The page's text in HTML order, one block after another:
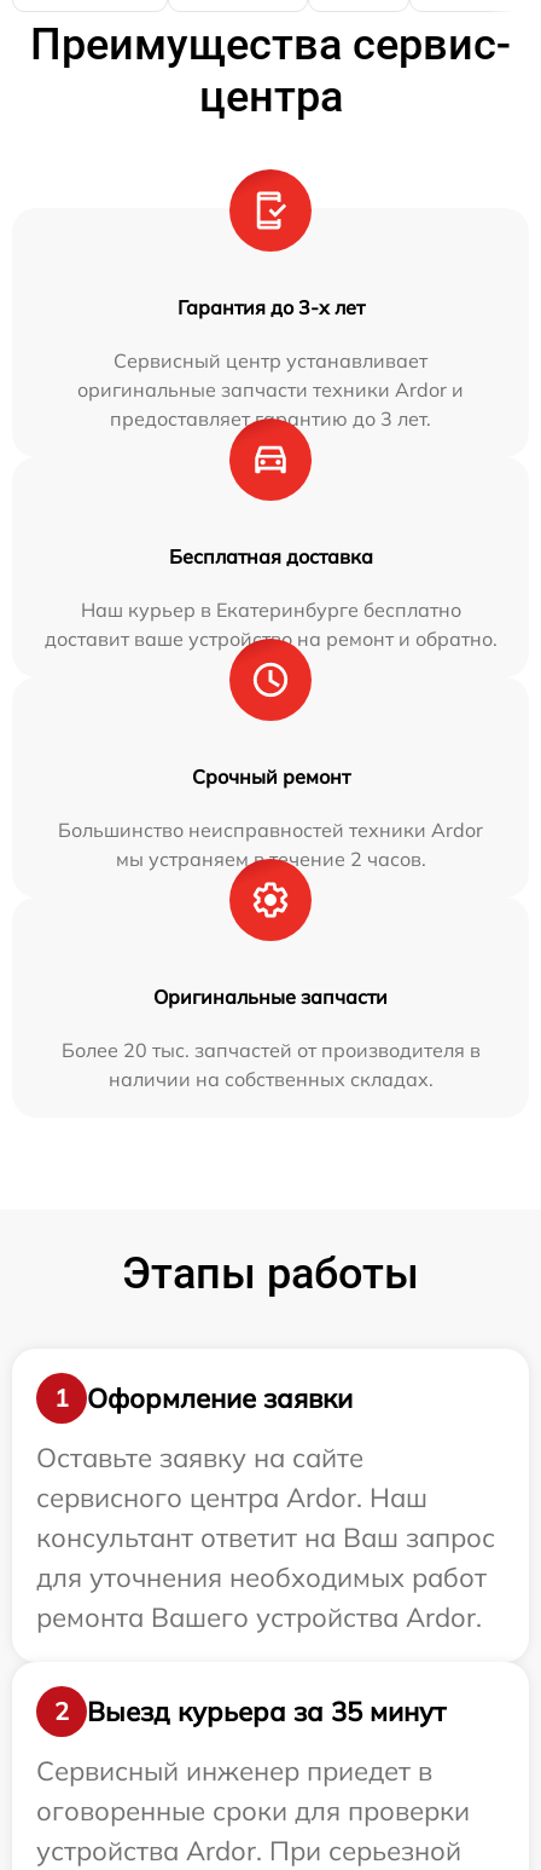
Преимущества сервис-
центра
Гарантия до 3-х лет
Сервисный центр устанавливает
оригинальные запчасти техники Ardor и
предоставляет гарантию до 3 лет.
Бесплатная доставка
Наш курьер в Екатеринбурге бесплатно
доставит ваше устройство на ремонт и обратно.
Срочный ремонт
Большинство неисправностей техники Ardor
мы устраняем в течение 2 часов.
Оригинальные запчасти
Более 20 тыс. запчастей от производителя в
наличии на собственных складах.
Этапы работы
1
Оформление заявки
Оставьте заявку на сайте
сервисного центра Ardor. Наш
консультант ответит на Ваш запрос
для уточнения необходимых работ
ремонта Вашего устройства Ardor.
2
Выезд курьера за 35 минут
Сервисный инженер приедет в
оговоренные сроки для проверки
устройства Ardor. При серьезной